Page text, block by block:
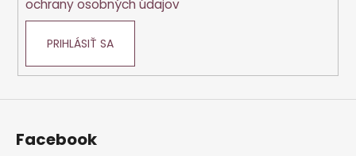
ochrany osobných údajov
PRIHLÁSIŤ SA
Facebook